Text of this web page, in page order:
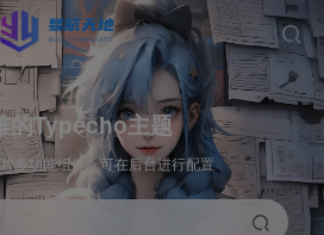
的Typecho主题
多功能组件，可在后台进行配置